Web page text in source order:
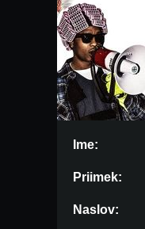
Ime:
Priimek:
Naslov: